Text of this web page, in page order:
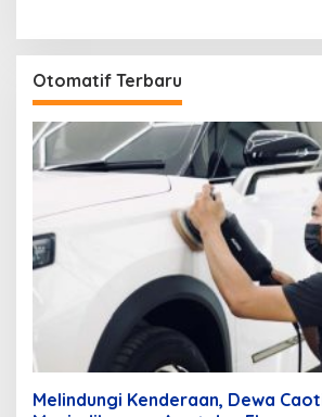
Otomatif Terbaru
Melindungi Kenderaan, Dewa